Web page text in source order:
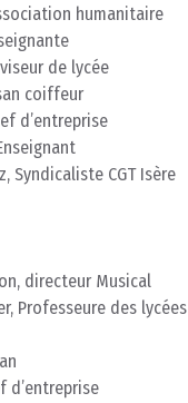
humanitaire
de lycée
coiffeur
d’entreprise
Syndicaliste CGT Isère
directeur Musical
Professeure des lycées
d’entreprise